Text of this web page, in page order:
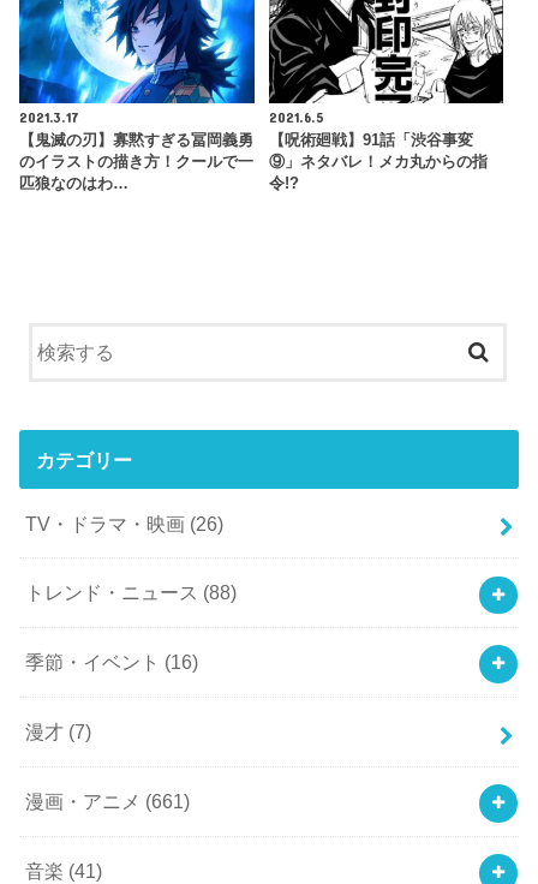
2021.3.17
【鬼滅の刃】寡黙すぎる冨岡義勇
のイラストの描き方！クールで一
匹狼なのはわ…
2021.6.5
【呪術廻戦】91話「渋谷事変
⑨」ネタバレ！メカ丸からの指
令!?
カテゴリー
TV・ドラマ・映画 (26)
トレンド・ニュース (88)
季節・イベント (16)
漫才 (7)
漫画・アニメ (661)
音楽 (41)